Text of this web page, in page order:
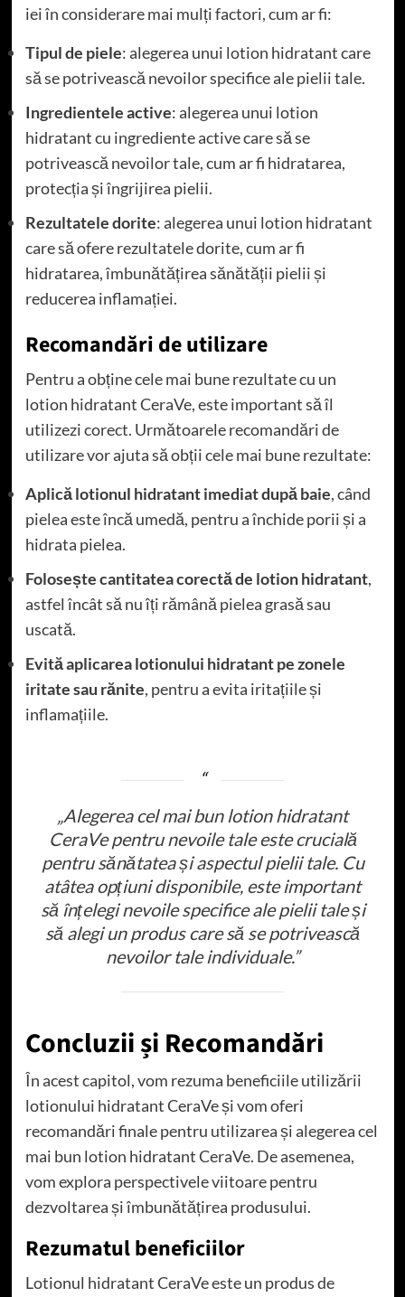
iei în considerare mai mulți factori, cum ar fi:
Tipul de piele: alegerea unui lotion hidratant care
să se potrivească nevoilor specifice ale pielii tale.
Ingredientele active: alegerea unui lotion
hidratant cu ingrediente active care să se
potrivească nevoilor tale, cum ar fi hidratarea,
protecția și îngrijirea pielii.
Rezultatele dorite: alegerea unui lotion hidratant
care să ofere rezultatele dorite, cum ar fi
hidratarea, îmbunătățirea sănătății pielii și
reducerea inflamației.
Recomandări de utilizare
Pentru a obține cele mai bune rezultate cu un
lotion hidratant CeraVe, este important să îl
utilizezi corect. Următoarele recomandări de
utilizare vor ajuta să obții cele mai bune rezultate:
Aplică lotionul hidratant imediat după baie, când
pielea este încă umedă, pentru a închide porii și a
hidrata pielea.
Folosește cantitatea corectă de lotion hidratant,
astfel încât să nu îți rămână pielea grasă sau
uscată.
Evită aplicarea lotionului hidratant pe zonele
iritate sau rănite, pentru a evita iritațiile și
inflamațiile.
„Alegerea cel mai bun lotion hidratant
CeraVe pentru nevoile tale este crucială
pentru sănătatea și aspectul pielii tale. Cu
atâtea opțiuni disponibile, este important
să înțelegi nevoile specifice ale pielii tale și
să alegi un produs care să se potrivească
nevoilor tale individuale.”
Concluzii și Recomandări
În acest capitol, vom rezuma beneficiile utilizării
lotionului hidratant CeraVe și vom oferi
recomandări finale pentru utilizarea și alegerea cel
mai bun lotion hidratant CeraVe. De asemenea,
vom explora perspectivele viitoare pentru
dezvoltarea și îmbunătățirea produsului.
Rezumatul beneficiilor
Lotionul hidratant CeraVe este un produs de